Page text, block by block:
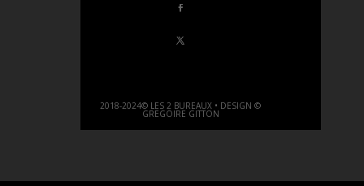
2018-2024© LES 2 BUREAUX • DESIGN ©
GREGOIRE GITTON